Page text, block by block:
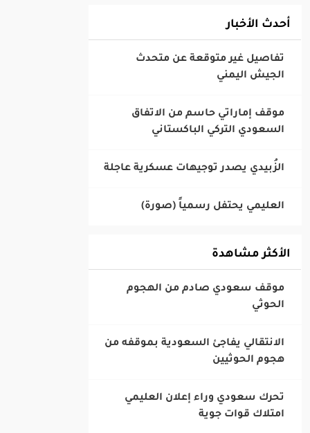
أحدث الأخبار
‎تفاصيل غير متوقعة عن متحدث
الجيش اليمني
‎موقف إماراتي حاسم من الاتفاق
السعودي التركي الباكستاني
الأكثر مشاهدة
‎موقف سعودي صادم من الهجوم
الحوثي
‎الانتقالي يفاجئ السعودية بموقفه من
هجوم الحوثيين
‎تحرك سعودي وراء إعلان العليمي
امتلاك قوات جوية